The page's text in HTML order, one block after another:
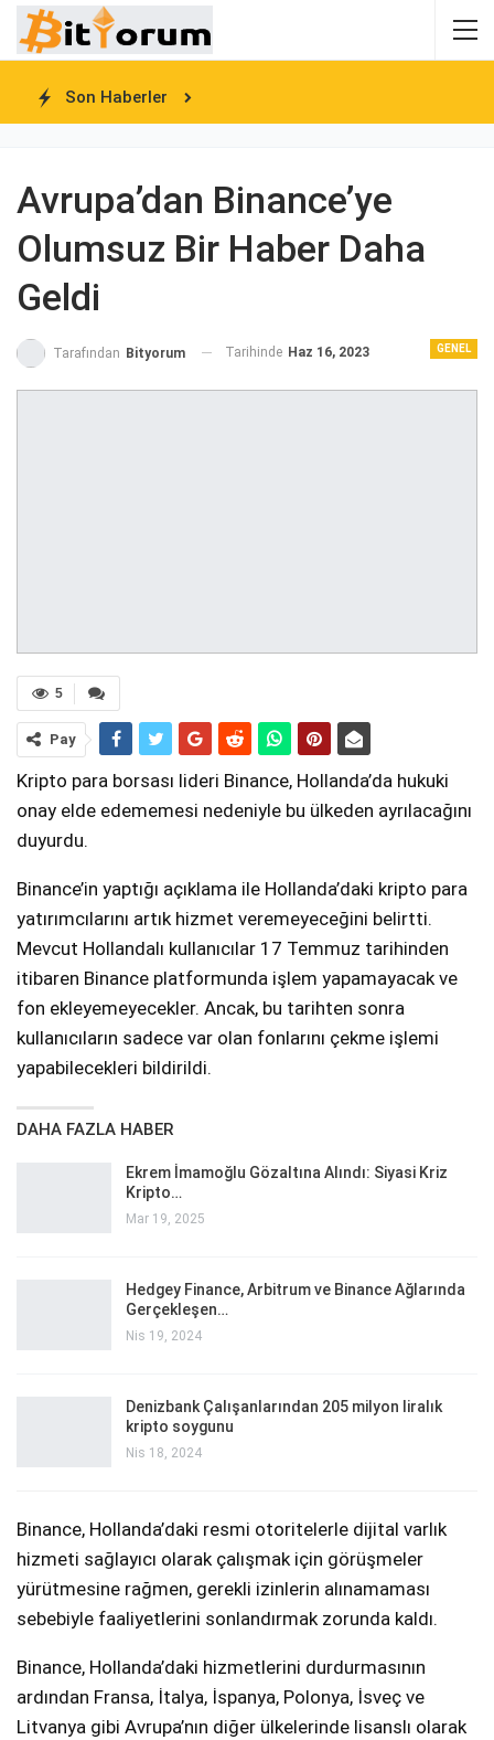
Son Haberler
Avrupa’dan Binance’ye
Olumsuz Bir Haber Daha
Geldi
GENEL
Tarafından Bityorum Tarihinde Haz 16, 2023
5
Pay
Kripto para borsası lideri Binance, Hollanda’da hukuki
onay elde edememesi nedeniyle bu ülkeden ayrılacağını
duyurdu.
Binance’in yaptığı açıklama ile Hollanda’daki kripto para
yatırımcılarını artık hizmet veremeyeceğini belirtti.
Mevcut Hollandalı kullanıcılar 17 Temmuz tarihinden
itibaren Binance platformunda işlem yapamayacak ve
fon ekleyemeyecekler. Ancak, bu tarihten sonra
kullanıcıların sadece var olan fonlarını çekme işlemi
yapabilecekleri bildirildi.
DAHA FAZLA HABER
Ekrem İmamoğlu Gözaltına Alındı: Siyasi Kriz
Kripto…
Mar 19, 2025
Hedgey Finance, Arbitrum ve Binance Ağlarında
Gerçekleşen…
Nis 19, 2024
Denizbank Çalışanlarından 205 milyon liralık
kripto soygunu
Nis 18, 2024
Binance, Hollanda’daki resmi otoritelerle dijital varlık
hizmeti sağlayıcı olarak çalışmak için görüşmeler
yürütmesine rağmen, gerekli izinlerin alınamaması
sebebiyle faaliyetlerini sonlandırmak zorunda kaldı.
Binance, Hollanda’daki hizmetlerini durdurmasının
ardından Fransa, İtalya, İspanya, Polonya, İsveç ve
Litvanya gibi Avrupa’nın diğer ülkelerinde lisanslı olarak